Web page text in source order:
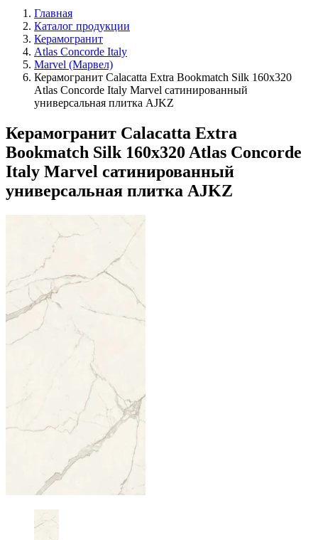
Главная
Каталог продукции
Керамогранит
Atlas Concorde Italy
Marvel (Марвел)
Керамогранит Calacatta Extra Bookmatch Silk 160x320
Atlas Concorde Italy Marvel сатинированный
универсальная плитка AJKZ
Керамогранит Calacatta Extra
Bookmatch Silk 160x320 Atlas Concorde
Italy Marvel сатинированный
универсальная плитка AJKZ